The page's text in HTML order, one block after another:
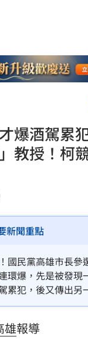
爆酒駕累
教授！柯
新聞重點
國民黨高雄市長參
環爆，先是被發現
累犯，後又傳出另
批顧問團「藏污納
騷指控僅止於傳聞
雄報導